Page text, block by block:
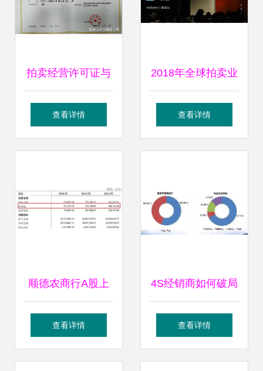
拍卖经营许可证与
拍卖业务的全面解
查看详情
2018年全球拍卖业
务成交率最高的十
查看详情
顺德农商行A股上
市之路 业绩与股权
查看详情
4S经销商如何破局
二手车业务 借鉴百
查看详情